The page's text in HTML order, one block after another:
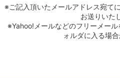
※ご記入頂いたメールアドレス宛て
お送りいた
※Yahoo!メールなどのフリーメー
ォルダに入る場合